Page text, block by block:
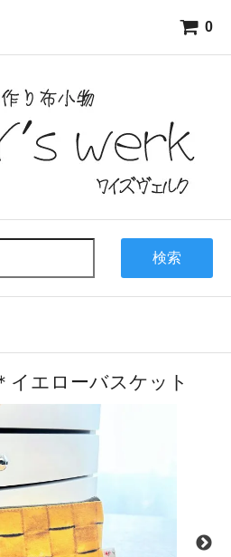
0
検索
イエローバスケット